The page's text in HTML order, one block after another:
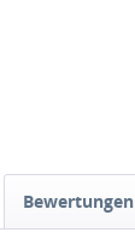
Bewertungen